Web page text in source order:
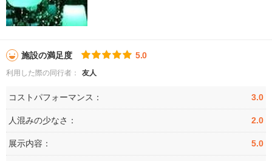
施設の満足度 5.0
利用した際の同行者： 友人
コストパフォーマンス： 3.0
人混みの少なさ： 2.0
展示内容： 5.0